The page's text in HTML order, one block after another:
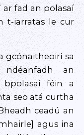
ar fad an polasaí
t-iarratas le cur
gcónaitheoirí sa
an
féin a
seo atá curtha
ceadú an
agus ina